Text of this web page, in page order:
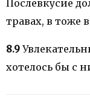
Послевкусие
травах, в тоже
8.9
хотелось бы с